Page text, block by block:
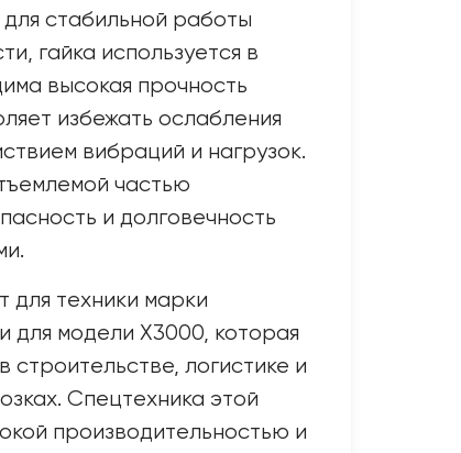
стабильной работы
гайка используется в
высокая прочность
избежать ослабления
вибраций и нагрузок.
частью
и долговечность
для техники марки
для модели X3000, которая
строительстве, логистике и
Спецтехника этой
производительностью и